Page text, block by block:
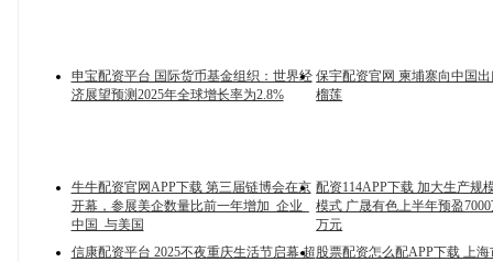
申宝配资平台 国际货币基金组织：世界经
济展望预测2025年全球增长率为2.8%
保宇配资官网 柬埔寨向中国
榴莲
牛牛配资官网APP下载 第三届链博会在京
开幕，参展美企数量比前一年增加_企业_
中国_与美国
配资114APP下载 加大生产规
模式 广晟有色上半年预盈
万元
信康配资平台 2025不夜重庆生活节启幕 超股票配资怎么配APP下载 上